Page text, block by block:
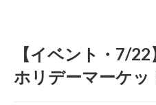
【イベント・7/
ホリデーマーケッ